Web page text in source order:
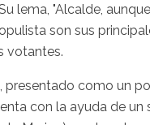
lema, "Alcalde,
son sus
votantes.
presentado como un
con la ayuda de un